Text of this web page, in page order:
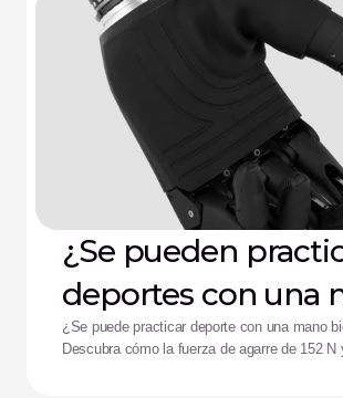
¿Se pueden
deportes con una
biónica?
¿Se puede practicar deporte con una mano
Descubra cómo la fuerza de agarre de 152 N